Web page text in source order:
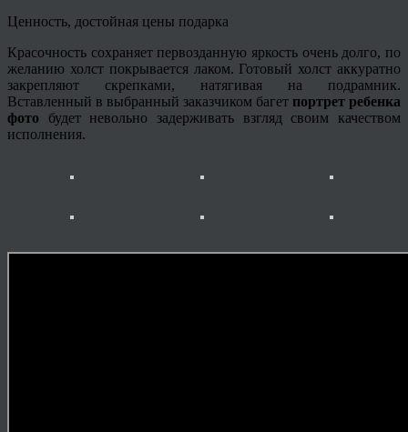
Ценность, достойная цены подарка
Красочность сохраняет первозданную яркость очень долго, по
желанию холст покрывается лаком. Готовый холст аккуратно
закрепляют скрепками, натягивая на подрамник.
Вставленный в выбранный заказчиком багет портрет ребенка
фото будет невольно задерживать взгляд своим качеством
исполнения.